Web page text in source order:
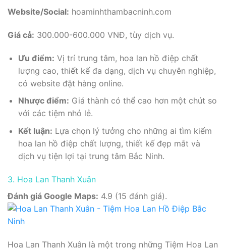
Website/Social: hoaminhthambacninh.com
Giá cả: 300.000-600.000 VNĐ, tùy dịch vụ.
Ưu điểm: Vị trí trung tâm, hoa lan hồ điệp chất
lượng cao, thiết kế đa dạng, dịch vụ chuyên nghiệp,
có website đặt hàng online.
Nhược điểm: Giá thành có thể cao hơn một chút so
với các tiệm nhỏ lẻ.
Kết luận: Lựa chọn lý tưởng cho những ai tìm kiếm
hoa lan hồ điệp chất lượng, thiết kế đẹp mắt và
dịch vụ tiện lợi tại trung tâm Bắc Ninh.
3. Hoa Lan Thanh Xuân
Đánh giá Google Maps: 4.9 (15 đánh giá).
Hoa Lan Thanh Xuân là một trong những Tiệm Hoa Lan